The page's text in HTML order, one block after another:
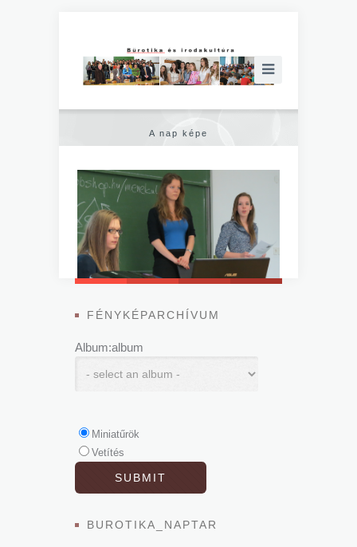
A nap képe
FÉNYKÉPARCHÍVUM
Album:album
Miniatűrök
Vetítés
BUROTIKA_NAPTAR